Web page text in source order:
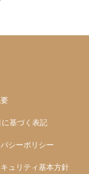
基づく表記
シーポリシー
ュリティ基本方針